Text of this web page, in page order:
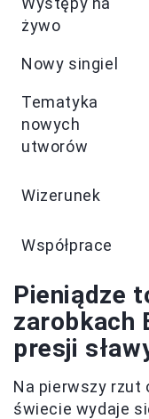
żywo
Nowy singiel
Tematyka
nowych
utworów
Wizerunek
Współprace
Pieniądze
zarobkach
presji
Na pierwszy rzut
świecie wydaje